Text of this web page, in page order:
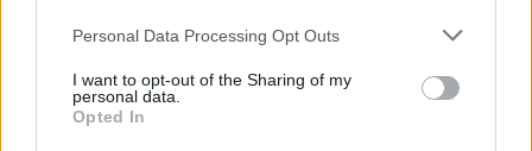
Personal Data Processing Opt Outs
I want to opt-out of the Sharing of my
personal data.
Opted In
πύλες του σε όλους